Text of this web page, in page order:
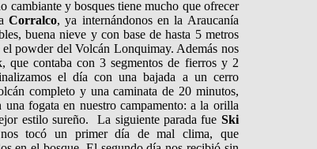
cambiante y bosques tiene mucho que ofrecer
Corralco, ya internándonos en la Araucanía
buena nieve y con base de hasta 5 metros
powder del Volcán Lonquimay. Además nos
que contaba con 3 segmentos de fierros y 2
el día con una bajada a un cerro
completo y una caminata de 20 minutos,
fogata en nuestro campamento: a la orilla
estilo sureño.
La siguiente parada fue Ski
tocó un primer día de mal clima, que